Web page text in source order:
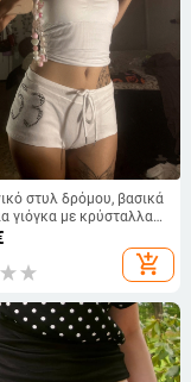
στυλ δρόμου, βασικά
γιόγκα με κρύσταλλα
υψηλή μέση, τόνωση
αθλητικά γυναικείαadd_shopping_cart